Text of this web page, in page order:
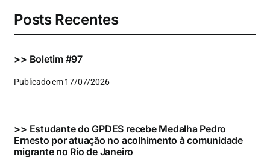
Eventos e Certificados
para:
Posts Recentes
>> Boletim #97
Publicado em 17/07/2026
>> Estudante do GPDES recebe Medalha Pedro
Ernesto por atuação no acolhimento à comunidade
migrante no Rio de Janeiro